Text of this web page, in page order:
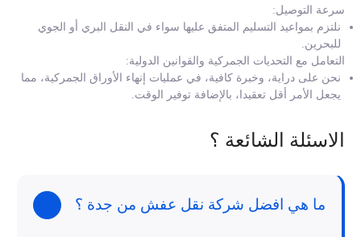
سرعة التوصيل:
نلتزم بمواعيد التسليم المتفق عليها سواء في النقل البري أو الجوي
للبحرين.
التعامل مع التحديات الجمركية والقوانين الدولية:
نحن على دراية، وخبرة كافية، في عمليات إنهاء الأوراق الجمركية، مما
يجعل الأمر أقل تعقيدا، بالإضافة توفير الوقت.
الاسئلة الشائعة ؟
ما هي افضل شركة نقل عفش من جدة ؟